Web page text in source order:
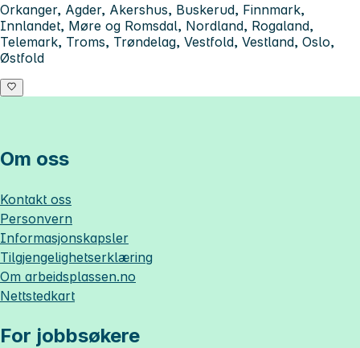
Orkanger, Agder, Akershus, Buskerud, Finnmark,
Innlandet, Møre og Romsdal, Nordland, Rogaland,
Telemark, Troms, Trøndelag, Vestfold, Vestland, Oslo,
Østfold
Om oss
Kontakt oss
Personvern
Informasjonskapsler
Tilgjengelighetserklæring
Om arbeidsplassen.no
Nettstedkart
For jobbsøkere